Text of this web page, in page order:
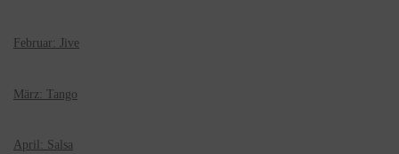
Februar: Jive
März: Tango
April: Salsa